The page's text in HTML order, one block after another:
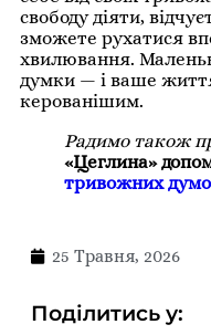
свободу діяти,
зможете рухатися
хвилювання.
думки — і ваше
керованішим.
Радимо також
«Цеглина»
тривожних
25 Травня, 2026
Поділитись у: